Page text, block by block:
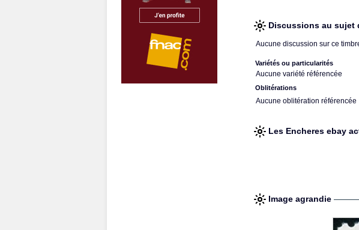
Discussions au sujet
Aucune discussion sur ce
Variétés ou particularités
Aucune variété référencée
Oblitérations
Aucune oblitération référencée
Les Encheres ebay
Image agrandie